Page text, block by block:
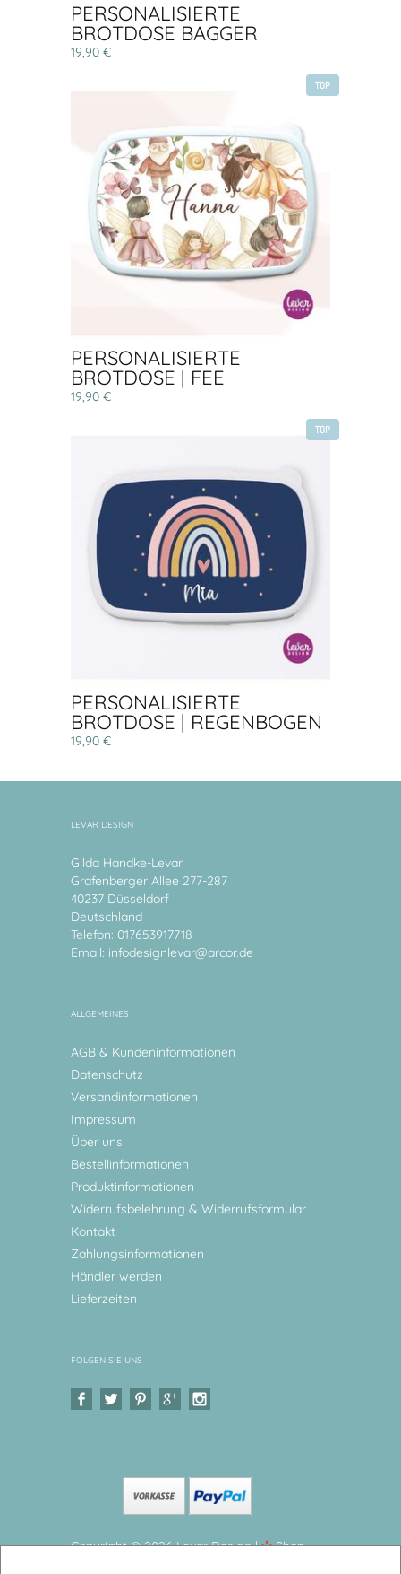
PERSONALISIERTE
BROTDOSE BAGGER
19,90 €
TOP
PERSONALISIERTE
BROTDOSE | FEE
19,90 €
TOP
PERSONALISIERTE
BROTDOSE | REGENBOGEN
19,90 €
LEVAR DESIGN
Gilda Handke-Levar
Grafenberger Allee 277-287
40237 Düsseldorf
Deutschland
Telefon: 017653917718
Email: infodesignlevar@arcor.de
ALLGEMEINES
AGB & Kundeninformationen
Datenschutz
Versandinformationen
Impressum
Über uns
Bestellinformationen
Produktinformationen
Widerrufsbelehrung & Widerrufsformular
Kontakt
Zahlungsinformationen
Händler werden
Lieferzeiten
FOLGEN SIE UNS
Copyright © 2026 Levar Design |
Shop